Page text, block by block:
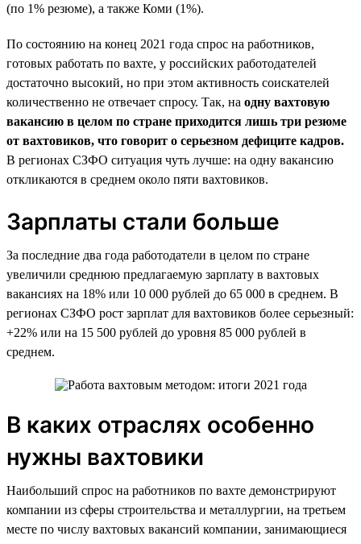
(по 1% резюме), а также Коми (1%).
По состоянию на конец 2021 года спрос на работников,
готовых работать по вахте, у российских работодателей
достаточно высокий, но при этом активность соискателей
количественно не отвечает спросу. Так, на одну вахтовую
вакансию в целом по стране приходится лишь три резюме
от вахтовиков, что говорит о серьезном дефиците кадров.
В регионах СЗФО ситуация чуть лучше: на одну вакансию
откликаются в среднем около пяти вахтовиков.
Зарплаты стали больше
За последние два года работодатели в целом по стране
увеличили среднюю предлагаемую зарплату в вахтовых
вакансиях на 18% или 10 000 рублей до 65 000 в среднем. В
регионах СЗФО рост зарплат для вахтовиков более серьезный:
+22% или на 15 500 рублей до уровня 85 000 рублей в
среднем.
В каких отраслях особенно
нужны вахтовики
Наибольший спрос на работников по вахте демонстрируют
компании из сферы строительства и металлургии, на третьем
месте по числу вахтовых вакансий компании, занимающиеся